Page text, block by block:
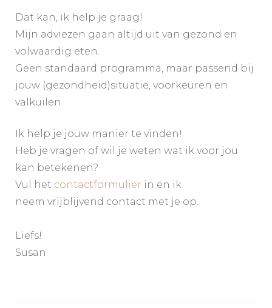
Dat kan, ik help je graag!
Mijn adviezen gaan altijd uit van gezond en
volwaardig eten.
Geen standaard programma, maar passend bij
jouw (gezondheid)situatie, voorkeuren en
valkuilen.
Ik help je jouw manier te vinden!
Heb je vragen of wil je weten wat ik voor jou
kan betekenen?
Vul het contactformulier in en ik
neem vrijblijvend contact met je op.
Liefs!
Susan